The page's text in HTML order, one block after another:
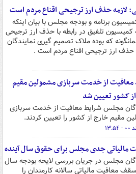
لازمه حذف ارز ترجیحی اقناع مردم است
برنامه و بودجه مجلس با بیان اینکه
تلفیق در رابطه با حذف ارز ترجیحی
که بوده ملاک تصمیم گیری نمایندگان
ارز ترجیحی اقناع مردم است .
معافیت از خدمت سربازی مشمولین مقیم
کشور تعیین شد
مجلس شرایط معافیت از خدمت سربازی
مقیم خارج از کشور را تعیین کردند.
مالیاتی جدی مجلس برای حقوق سال آینده
مجلس در جریان بررسی لایحه بودجه سال
معافیت مالیاتی سالانه کارمندان را